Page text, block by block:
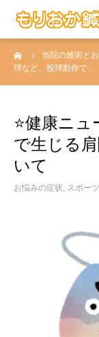
当院の施術と
球など、投球動作で…
⭐️健康ニ
で生じる
いて
お悩みの症状, スポー
当院の施術
患者さんの声
アクセス